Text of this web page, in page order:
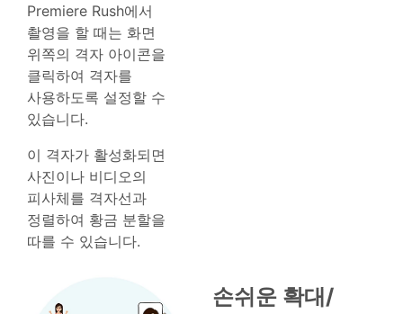
Premiere Rush에서
촬영을 할 때는 화면
위쪽의 격자 아이콘을
클릭하여 격자를
사용하도록 설정할 수
있습니다.
이 격자가 활성화되면
사진이나 비디오의
피사체를 격자선과
정렬하여 황금 분할을
따를 수 있습니다.
손쉬운 확대/